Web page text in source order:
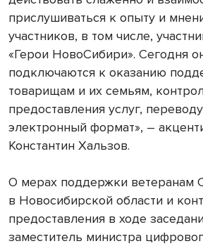
прислушиваться к опыту и
участников, в том числе,
«Герои НовоСибири». Сегодня
подключаются к оказанию
товарищам и их семьям,
предоставления услуг,
электронный формат», –
Константин Хальзов.
О мерах поддержки ветеранам
в Новосибирской области и
предоставления в ходе
заместитель министра